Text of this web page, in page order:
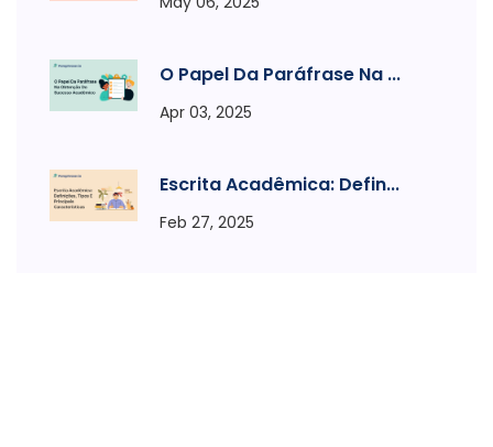
O Papel Da Paráfrase Na ...
Apr 03, 2025
Escrita Acadêmica: Defin...
Feb 27, 2025